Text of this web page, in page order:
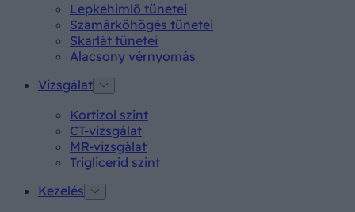
Lepkehimlő tünetei
Szamárköhögés tünetei
Skarlát tünetei
Alacsony vérnyomás
Vizsgálat
Kortizol szint
CT-vizsgálat
MR-vizsgálat
Triglicerid szint
Kezelés